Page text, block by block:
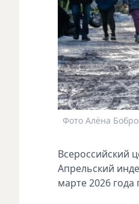
Фото Алёна
Всероссийский
Апрельский
марте 2026 года